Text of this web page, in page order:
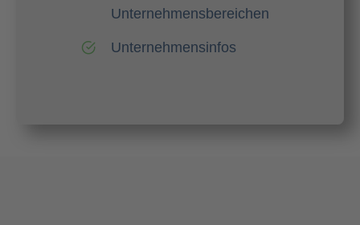
Unternehmensbereichen
Unternehmensinfos